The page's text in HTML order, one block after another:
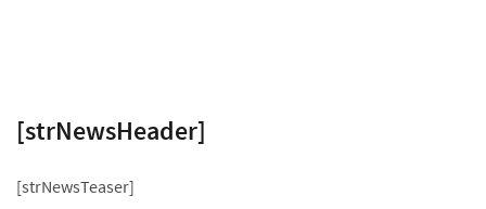
[strNewsHeader]
[strNewsTeaser]